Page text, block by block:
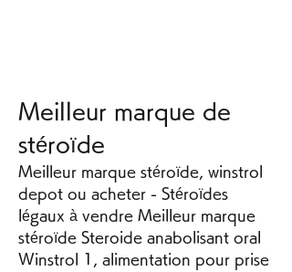
Meilleur marque de
stéroïde
Meilleur marque stéroïde, winstrol
depot ou acheter - Stéroïdes
légaux à vendre Meilleur marque
stéroïde Steroide anabolisant oral
Winstrol 1, alimentation pour prise